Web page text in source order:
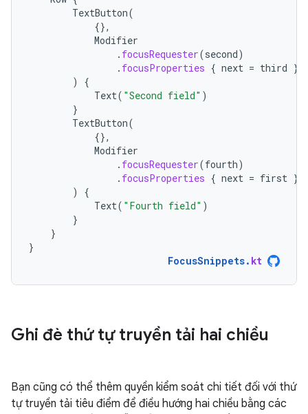
TextButton(
{},
Modifier
. focusRequester(second)
. focusProperties { next = third }
)
{
Text( "Second field" )
}
TextButton(
{},
Modifier
. focusRequester(fourth)
. focusProperties { next = first }
)
{
Text( "Fourth field" )
}
}
}
FocusSnippets. kt
Ghi đè thứ tự truyền tải hai chiều
Bạn cũng có thể thêm quyền kiểm soát chi tiết đối với thứ
tự truyền tải tiêu điểm để điều hướng hai chiều bằng các